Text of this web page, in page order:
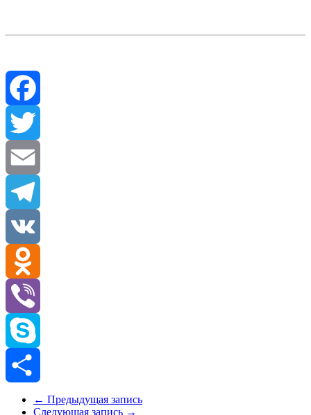
Facebook
Twitter
Email
Telegram
VK
Odnoklassniki
Viber
Skype
Отправить
← Предыдущая запись
Следующая запись →